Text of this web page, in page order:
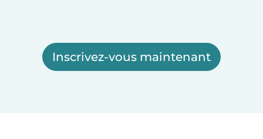
Inscrivez-vous maintenant